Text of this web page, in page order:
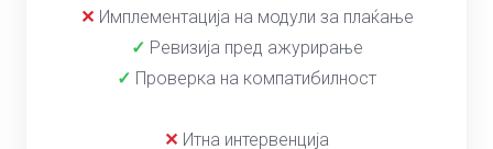
✕ Имплементација на модули за плаќање
✓ Ревизија пред ажурирање
✓ Проверка на компатибилност
✕ Итна интервенција